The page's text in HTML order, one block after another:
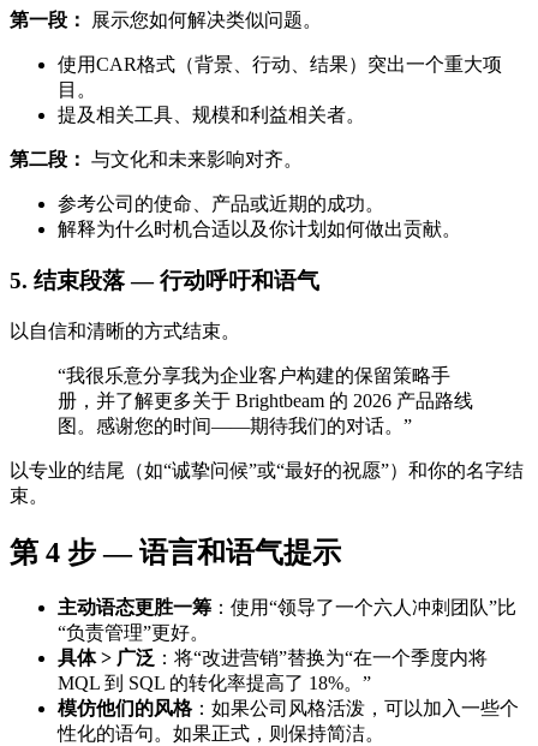
第一段： 展示您如何解决类似问题。
使用CAR格式（背景、行动、结果）突出一个重大项
目。
提及相关工具、规模和利益相关者。
第二段： 与文化和未来影响对齐。
参考公司的使命、产品或近期的成功。
解释为什么时机合适以及你计划如何做出贡献。
5. 结束段落 — 行动呼吁和语气
以自信和清晰的方式结束。
“我很乐意分享我为企业客户构建的保留策略手
册，并了解更多关于 Brightbeam 的 2026 产品路线
图。感谢您的时间——期待我们的对话。”
以专业的结尾（如“诚挚问候”或“最好的祝愿”）和你的名字结
束。
第 4 步 — 语言和语气提示
主动语态更胜一筹 ：使用“领导了一个六人冲刺团队”比
“负责管理”更好。
具体 > 广泛 ：将“改进营销”替换为“在一个季度内将
MQL 到 SQL 的转化率提高了 18%。”
模仿他们的风格：如果公司风格活泼，可以加入一些个
性化的语句。如果正式，则保持简洁。